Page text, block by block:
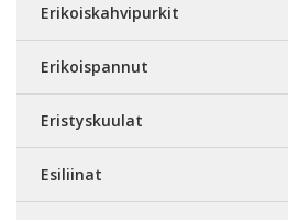
Erikoiskahvipurkit
Erikoispannut
Eristyskuulat
Esiliinat